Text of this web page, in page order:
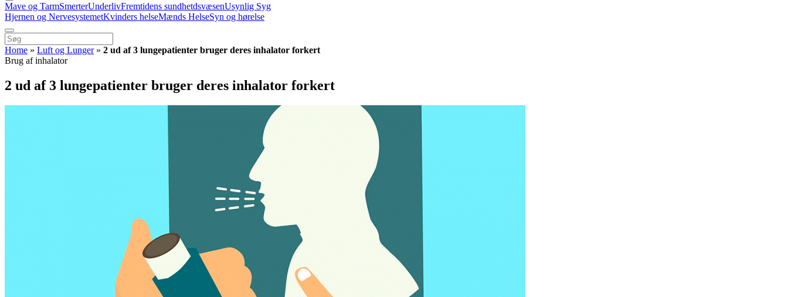
Mave og TarmSmerterUnderlivFremtidens sundhetdsvæsenUsynlig Syg
Hjernen og NervesystemetKvinders helseMænds HelseSyn og hørelse
Home » Luft og Lunger» 2 ud af 3 lungepatienter bruger deres inhalator forkert
Brug af inhalator
2 ud af 3 lungepatienter bruger deres inhalator forkert